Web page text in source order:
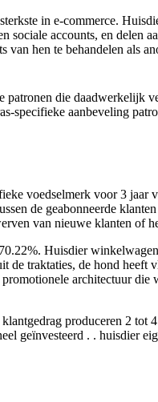
in e-commerce.
accounts, en delen
hen te behandelen als
die daadwerkelijk
specifieke aanbeveling
voedselmerk voor 3 jaar
de geabonneerde
van nieuwe klanten of
Huisdier
de traktaties, de hond heeft
architectuur
produceren 2 tot
geïnvesteerd . . huisdier